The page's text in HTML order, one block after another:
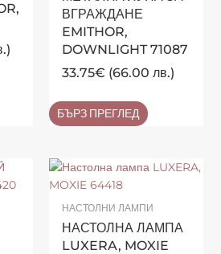
ВГРАЖДАНЕ
EMITHOR,
DOWNLIGHT 71087
33.75€ (66.00 лв.)
БЪРЗ ПРЕГЛЕД
НАСТОЛНИ ЛАМПИ
НАСТОЛНА ЛАМПА
LUXERA, MOXIE